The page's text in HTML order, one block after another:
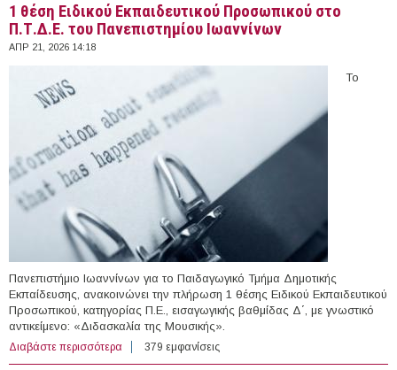
1 θέση Ειδικού Εκπαιδευτικού Προσωπικού στο
Π.Τ.Δ.Ε. του Πανεπιστημίου Ιωαννίνων
ΑΠΡ 21, 2026 14:18
Το
Πανεπιστήμιο Ιωαννίνων για το Παιδαγωγικό Τμήμα Δημοτικής
Εκπαίδευσης, ανακοινώνει την πλήρωση 1 θέσης Ειδικού Εκπαιδευτικού
Προσωπικού, κατηγορίας Π.Ε., εισαγωγικής βαθμίδας Δ΄, με γνωστικό
αντικείμενο: «Διδασκαλία της Μουσικής».
Διαβάστε περισσότερα για 1 θέση Ειδικού Εκπαιδευτικού Προσωπικού στο
Π.Τ.Δ.Ε. του Πανεπιστημίου Ιωαννίνων
379 εμφανίσεις